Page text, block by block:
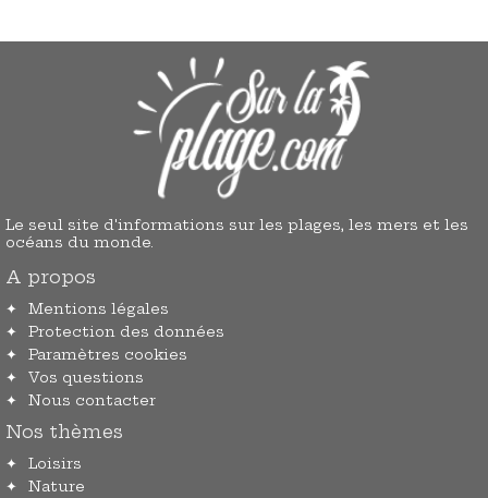
Le seul site d'informations sur les plages, les mers et les
océans du monde.
A propos
Mentions légales
Protection des données
Paramètres cookies
Vos questions
Nous contacter
Nos thèmes
Loisirs
Nature